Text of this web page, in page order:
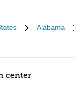
Alabama
center